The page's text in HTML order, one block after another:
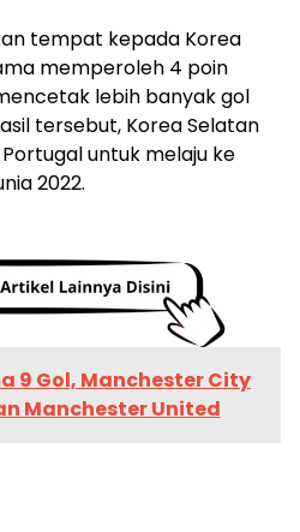
tempat kepada Korea
memperoleh 4 poin
lebih banyak gol
tersebut, Korea Selatan
untuk melaju ke
2022.
9 Gol, Manchester City
Manchester United